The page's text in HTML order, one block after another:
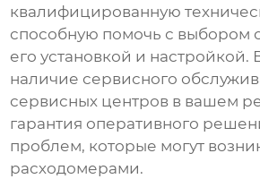
квалифицированную
способную помочь с выбором
его установкой и настройкой.
наличие сервисного
сервисных центров в вашем
гарантия оперативного
проблем, которые могут
расходомерами.